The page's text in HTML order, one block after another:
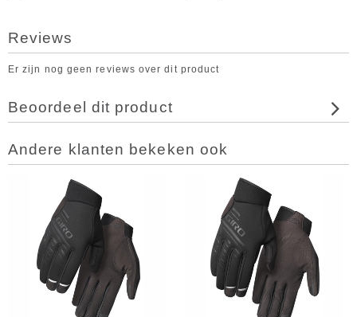
Reviews
Er zijn nog geen reviews over dit product
Beoordeel dit product
Andere klanten bekeken ook